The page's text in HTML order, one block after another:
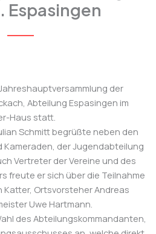
Espasingen
der
Abteilung Espasingen im
Haus statt.
Schmitt begrüßte neben den
Kameraden, der Jugendabteilung
Vertreter der Vereine und des
freute er sich über die Teilnahme
Katter, Ortsvorsteher Andreas
Uwe Hartmann.
des Abteilungskommandanten,